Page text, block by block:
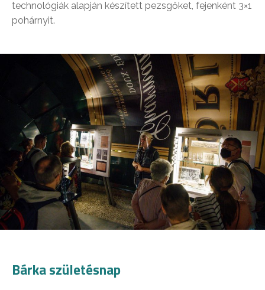
technológiák alapján készített pezsgőket, fejenként 3×1
pohárnyit.
Bárka születésnap